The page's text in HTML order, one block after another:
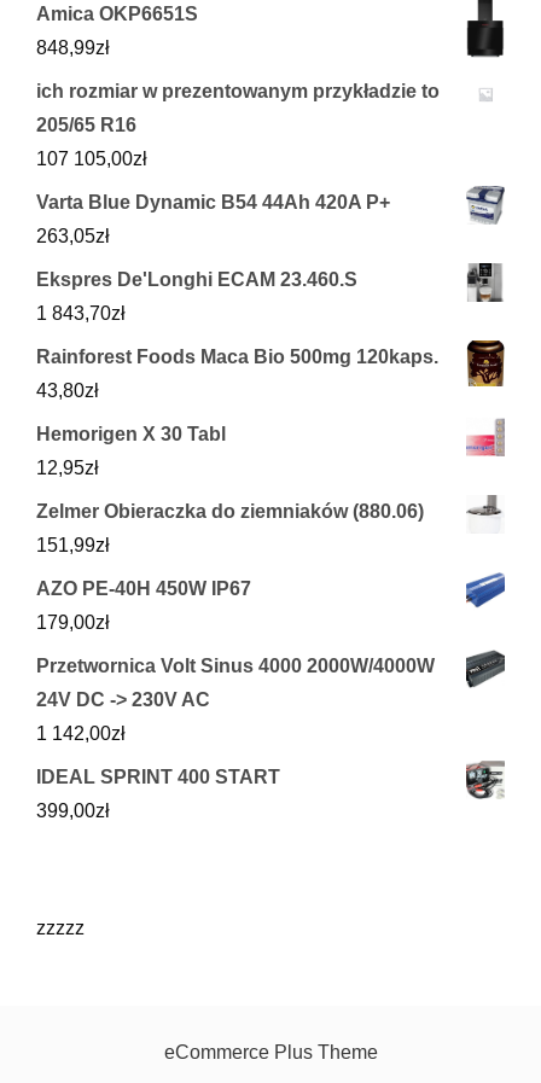
Amica OKP6651S
848,99zł
ich rozmiar w prezentowanym przykładzie to
205/65 R16
107 105,00zł
Varta Blue Dynamic B54 44Ah 420A P+
263,05zł
Ekspres De'Longhi ECAM 23.460.S
1 843,70zł
Rainforest Foods Maca Bio 500mg 120kaps.
43,80zł
Hemorigen X 30 Tabl
12,95zł
Zelmer Obieraczka do ziemniaków (880.06)
151,99zł
AZO PE-40H 450W IP67
179,00zł
Przetwornica Volt Sinus 4000 2000W/4000W
24V DC -> 230V AC
1 142,00zł
IDEAL SPRINT 400 START
399,00zł
zzzzz
eCommerce Plus Theme